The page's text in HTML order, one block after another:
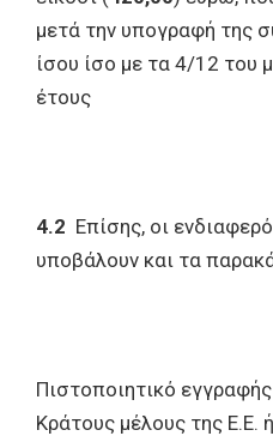
μετά την υπογραφή της
ίσου ίσο με τα 4/12 του
έτους
4.2 Επίσης, οι
υποβάλουν και τα
Πιστοποιητικό
Κράτους μέλους της Ε.Ε.